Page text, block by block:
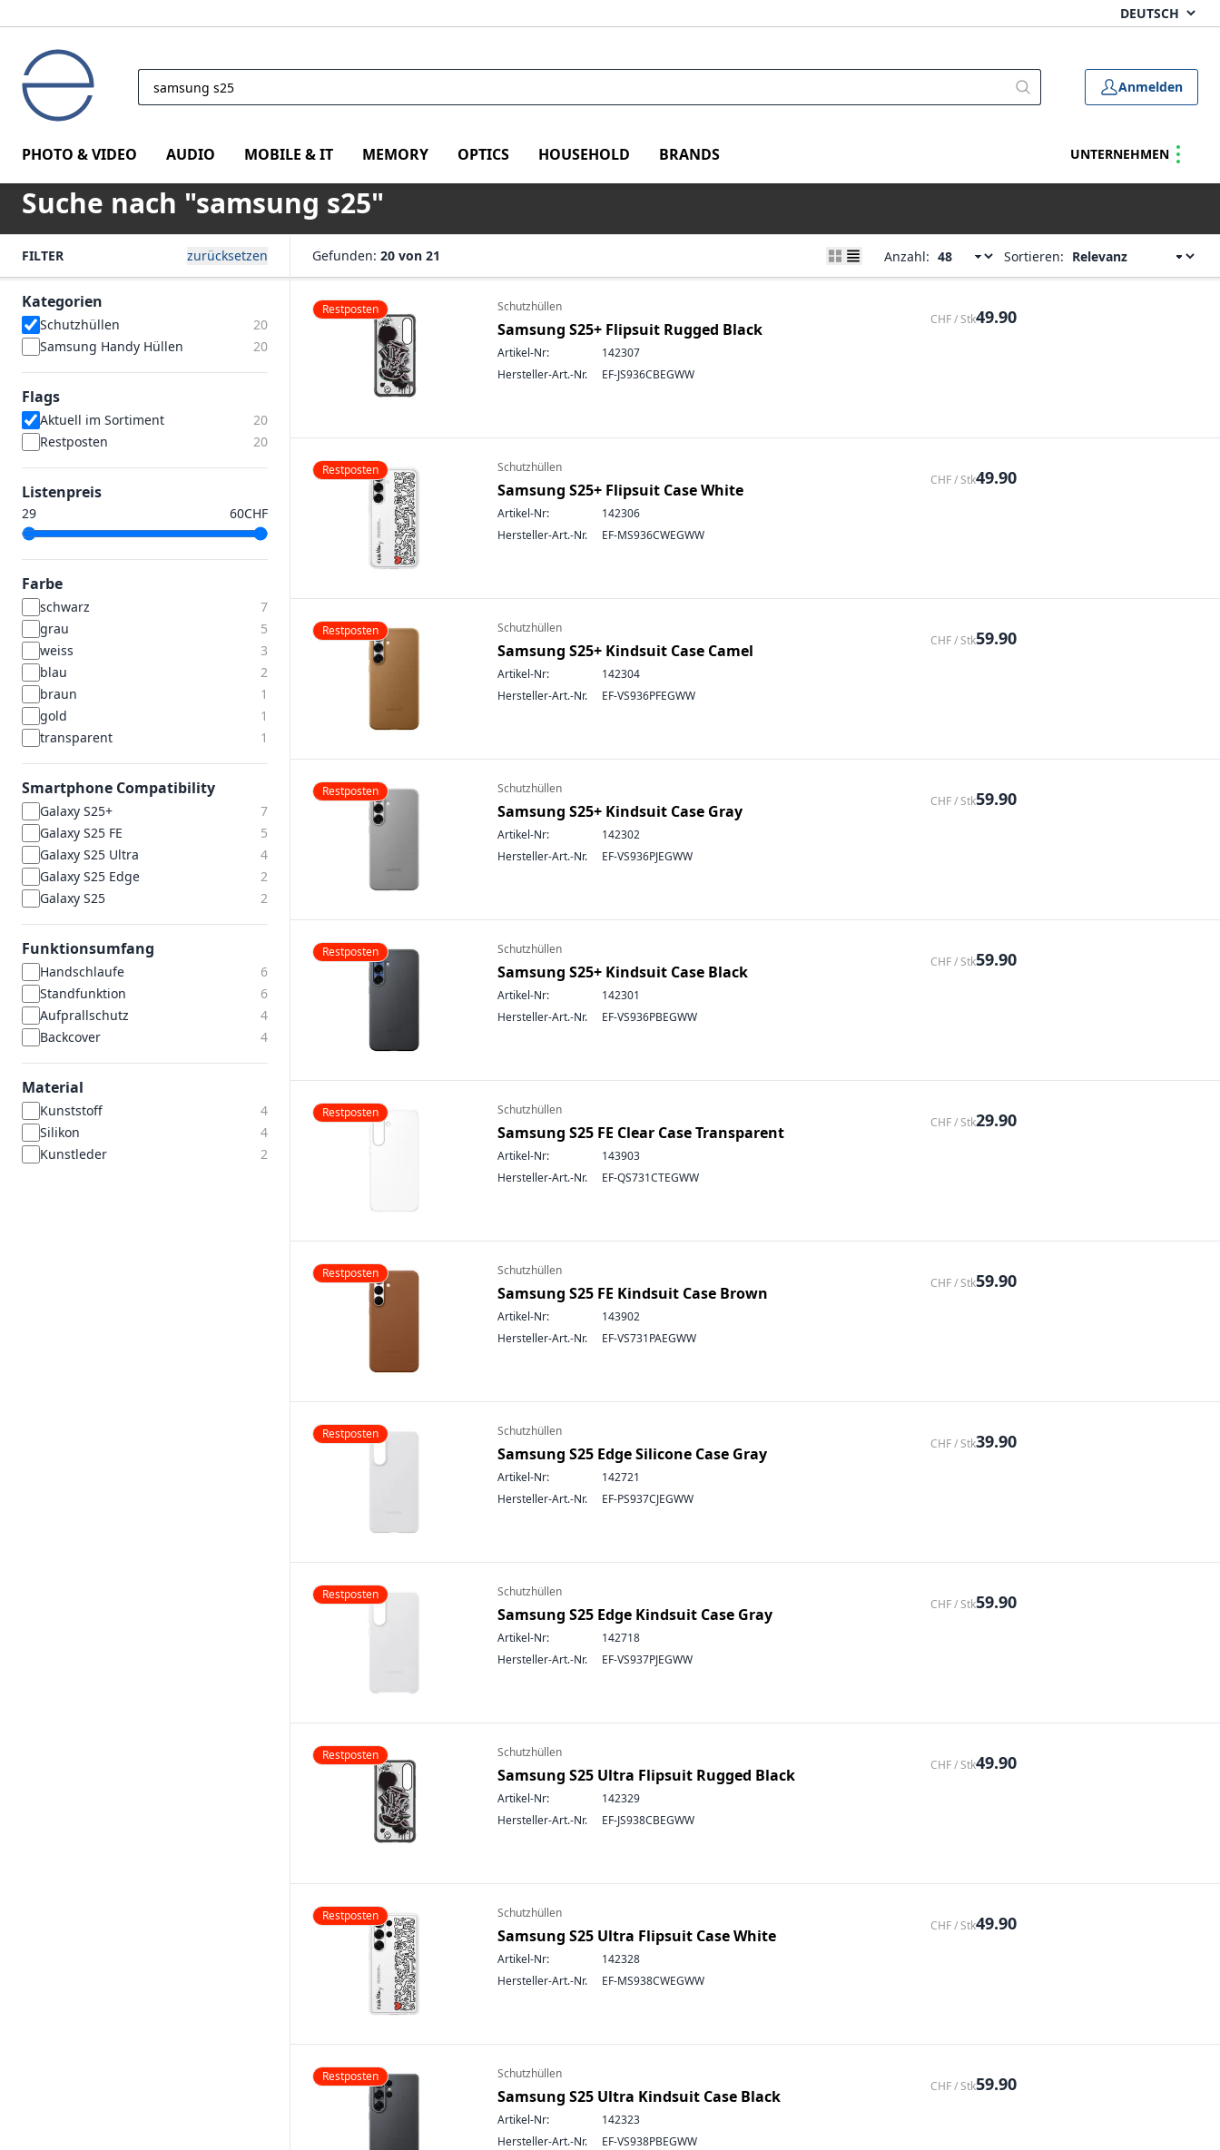
Anmelden
PHOTO & VIDEO AUDIO MOBILE & IT MEMORY OPTICS HOUSEHOLD BRANDS UNTERNEHMEN
Suche nach "samsung s25"
FILTER zurücksetzen
Kategorien
Schutzhüllen
20
Samsung Handy Hüllen
20
Flags
Aktuell im Sortiment
20
Restposten
20
Listenpreis
CHF
Farbe
schwarz
7
grau
5
weiss
3
blau
2
braun
1
gold
1
transparent
1
Smartphone Compatibility
Galaxy S25+
7
Galaxy S25 FE
5
Galaxy S25 Ultra
4
Galaxy S25 Edge
2
Galaxy S25
2
Funktionsumfang
Handschlaufe
6
Standfunktion
6
Aufprallschutz
4
Backcover
4
Material
Kunststoff
4
Silikon
4
Kunstleder
2
Gefunden: 20 von 21 Anzahl: Sortieren:
Restposten Schutzhüllen
Samsung S25+ Flipsuit Rugged Black
Artikel-Nr:
142307
Hersteller-Art.-Nr.
EF-JS936CBEGWW
CHF / Stk49.90
Restposten Schutzhüllen
Samsung S25+ Flipsuit Case White
Artikel-Nr:
142306
Hersteller-Art.-Nr.
EF-MS936CWEGWW
CHF / Stk49.90
Restposten Schutzhüllen
Samsung S25+ Kindsuit Case Camel
Artikel-Nr:
142304
Hersteller-Art.-Nr.
EF-VS936PFEGWW
CHF / Stk59.90
Restposten Schutzhüllen
Samsung S25+ Kindsuit Case Gray
Artikel-Nr:
142302
Hersteller-Art.-Nr.
EF-VS936PJEGWW
CHF / Stk59.90
Restposten Schutzhüllen
Samsung S25+ Kindsuit Case Black
Artikel-Nr:
142301
Hersteller-Art.-Nr.
EF-VS936PBEGWW
CHF / Stk59.90
Restposten Schutzhüllen
Samsung S25 FE Clear Case Transparent
Artikel-Nr:
143903
Hersteller-Art.-Nr.
EF-QS731CTEGWW
CHF / Stk29.90
Restposten Schutzhüllen
Samsung S25 FE Kindsuit Case Brown
Artikel-Nr:
143902
Hersteller-Art.-Nr.
EF-VS731PAEGWW
CHF / Stk59.90
Restposten Schutzhüllen
Samsung S25 Edge Silicone Case Gray
Artikel-Nr:
142721
Hersteller-Art.-Nr.
EF-PS937CJEGWW
CHF / Stk39.90
Restposten Schutzhüllen
Samsung S25 Edge Kindsuit Case Gray
Artikel-Nr:
142718
Hersteller-Art.-Nr.
EF-VS937PJEGWW
CHF / Stk59.90
Restposten Schutzhüllen
Samsung S25 Ultra Flipsuit Rugged Black
Artikel-Nr:
142329
Hersteller-Art.-Nr.
EF-JS938CBEGWW
CHF / Stk49.90
Restposten Schutzhüllen
Samsung S25 Ultra Flipsuit Case White
Artikel-Nr:
142328
Hersteller-Art.-Nr.
EF-MS938CWEGWW
CHF / Stk49.90
Restposten Schutzhüllen
Samsung S25 Ultra Kindsuit Case Black
Artikel-Nr:
142323
Hersteller-Art.-Nr.
EF-VS938PBEGWW
CHF / Stk59.90